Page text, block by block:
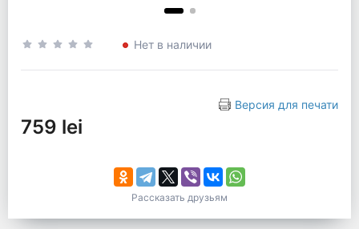
Нет в наличии
Версия для печати
759 lei
Рассказать друзьям